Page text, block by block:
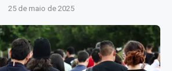
25 de maio de 2025